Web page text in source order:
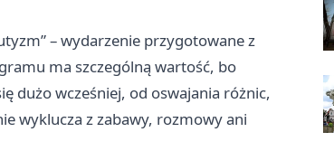
– wydarzenie przygotowane z
ma szczególną wartość, bo
dużo wcześniej, od oswajania różnic,
wyklucza z zabawy, rozmowy ani